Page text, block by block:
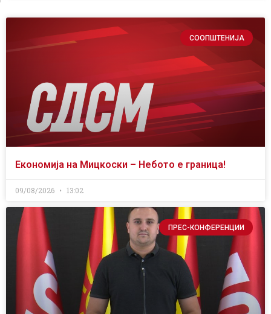
СООПШТЕНИЈА
Економија на Мицкоски – Небото е граница!
09/08/2026 13:02
ПРЕС-КОНФЕРЕНЦИИ